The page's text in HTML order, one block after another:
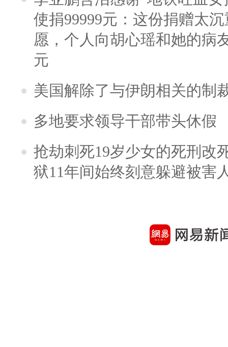
使捐99999元：这份捐赠太
愿，个人向胡心瑶和她的病
元
美国解除了与伊朗相关的制
多地要求领导干部带头休假
抢劫刺死19岁少女的死刑改
狱11年间始终刻意躲避被害